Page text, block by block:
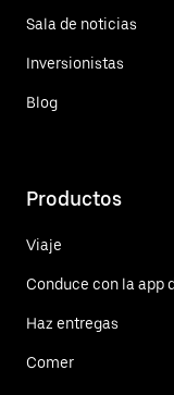
Sala de noticias
Inversionistas
Blog
Productos
Viaje
Conduce con la app
Haz entregas
Comer